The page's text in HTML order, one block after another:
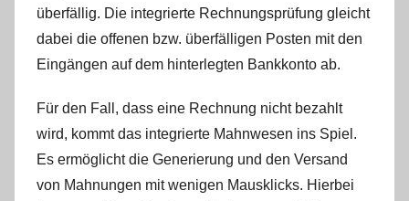
überfällig. Die integrierte Rechnungsprüfung gleicht
dabei die offenen bzw. überfälligen Posten mit den
Eingängen auf dem hinterlegten Bankkonto ab.
Für den Fall, dass eine Rechnung nicht bezahlt
wird, kommt das integrierte Mahnwesen ins Spiel.
Es ermöglicht die Generierung und den Versand
von Mahnungen mit wenigen Mausklicks. Hierbei